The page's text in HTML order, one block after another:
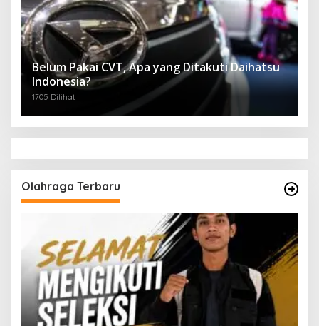
Belum Pakai CVT, Apa yang Ditakuti Daihatsu
Indonesia?
1705 Dilihat
Olahraga Terbaru